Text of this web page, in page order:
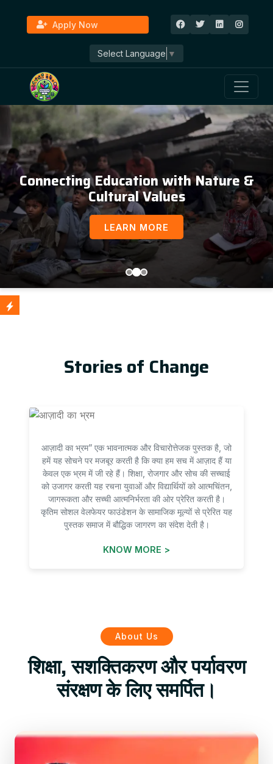
Apply Now
Select Language ▼
Education, Awareness & Social
Development
LEARN MORE
Stories of Change
आज़ादी का भ्रम” एक भावनात्मक और विचारोत्तेजक पुस्तक है, जो
हमें यह सोचने पर मजबूर करती है कि क्या हम सच में आज़ाद हैं या
केवल एक भ्रम में जी रहे हैं। शिक्षा, रोजगार और सोच की सच्चाई
को उजागर करती यह रचना युवाओं और विद्यार्थियों को आत्मचिंतन,
जागरूकता और सच्ची आत्मनिर्भरता की ओर प्रेरित करती है।
कृतिम सोशल वेलफेयर फाउंडेशन के सामाजिक मूल्यों से प्रेरित यह
पुस्तक समाज में बौद्धिक जागरण का संदेश देती है।
KNOW MORE >
About Us
शिक्षा, सशक्तिकरण और पर्यावरण
संरक्षण के लिए समर्पित।